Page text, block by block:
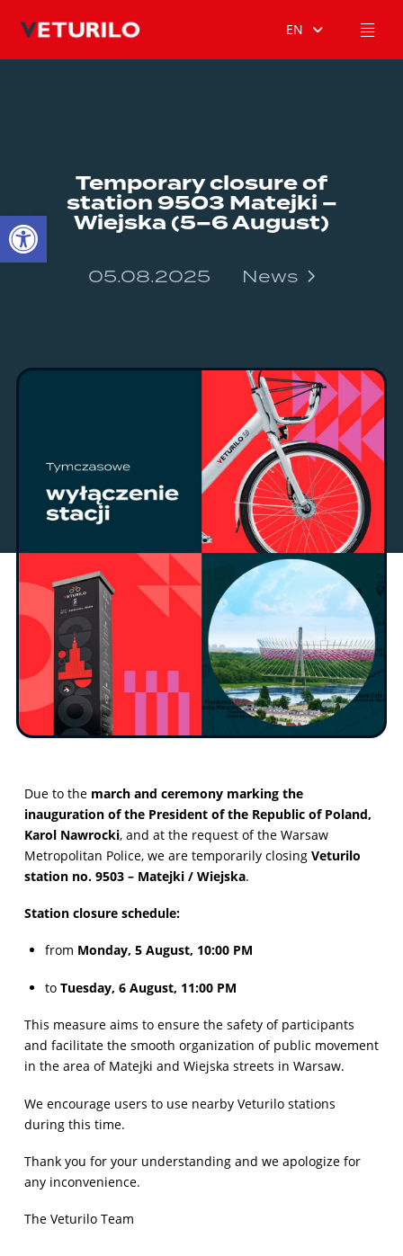
Open toolbar
EN
Temporary closure of
station 9503 Matejki –
Wiejska (5–6 August)
05.08.2025 News
Due to the march and ceremony marking the
inauguration of the President of the Republic of Poland,
Karol Nawrocki, and at the request of the Warsaw
Metropolitan Police, we are temporarily closing Veturilo
station no. 9503 – Matejki / Wiejska.
Station closure schedule:
from Monday, 5 August, 10:00 PM
toTuesday, 6 August, 11:00 PM
This measure aims to ensure the safety of participants
and facilitate the smooth organization of public movement
in the area of Matejki and Wiejska streets in Warsaw.
We encourage users to use nearby Veturilo stations
during this time.
Thank you for your understanding and we apologize for
any inconvenience.
The Veturilo Team